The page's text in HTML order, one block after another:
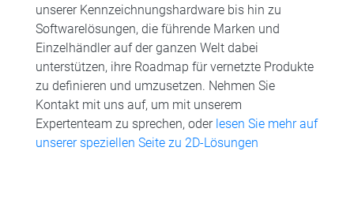
unserer Kennzeichnungshardware bis hin zu
Softwarelösungen, die führende Marken und
Einzelhändler auf der ganzen Welt dabei
unterstützen, ihre Roadmap für vernetzte Produkte
zu definieren und umzusetzen. Nehmen Sie
Kontakt mit uns auf, um mit unserem
Expertenteam zu sprechen, oder lesen Sie mehr auf
unserer speziellen Seite zu 2D-Lösungen